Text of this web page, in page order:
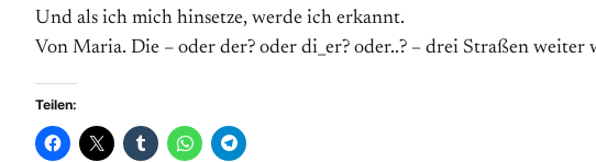
Und als ich mich hinsetze, werde ich erkannt.
Von Maria. Die – oder der? oder di_er? oder..? – drei Straßen weiter
Teilen: